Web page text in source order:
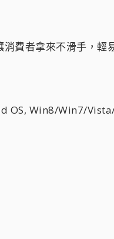
費者拿來不滑手，輕
OS, Win8/Win7/